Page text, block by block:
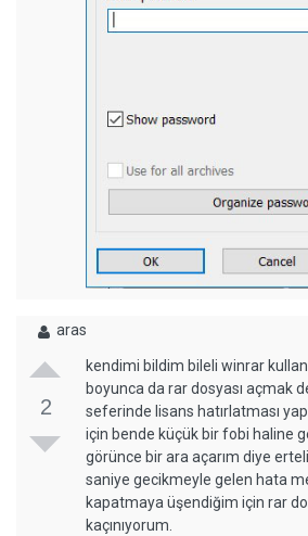
aras
2
kendimi bildim bileli winrar
boyunca da rar dosyası açmak
seferinde lisans hatırlatması
için bende küçük bir fobi haline
görünce bir ara açarım diye
saniye gecikmeyle gelen hata
kapatmaya üşendiğim için rar
kaçınıyorum.